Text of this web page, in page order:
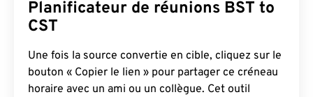
Planificateur de réunions BST to
CST
Une fois la source convertie en cible, cliquez sur le
bouton « Copier le lien » pour partager ce créneau
horaire avec un ami ou un collègue. Cet outil